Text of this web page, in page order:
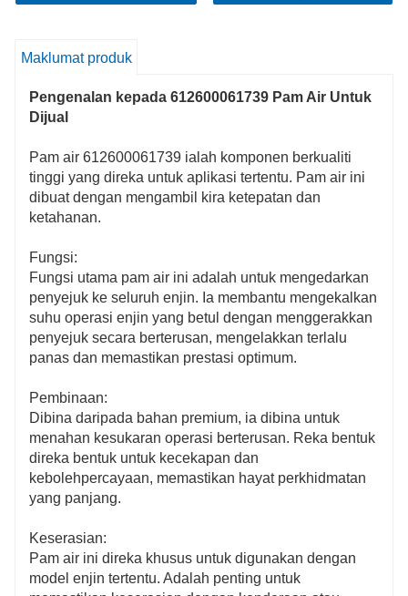
Maklumat produk
Pengenalan kepada 612600061739 Pam Air Untuk
Dijual
Pam air 612600061739 ialah komponen berkualiti
tinggi yang direka untuk aplikasi tertentu. Pam air ini
dibuat dengan mengambil kira ketepatan dan
ketahanan.
Fungsi:
Fungsi utama pam air ini adalah untuk mengedarkan
penyejuk ke seluruh enjin. Ia membantu mengekalkan
suhu operasi enjin yang betul dengan menggerakkan
penyejuk secara berterusan, mengelakkan terlalu
panas dan memastikan prestasi optimum.
Pembinaan:
Dibina daripada bahan premium, ia dibina untuk
menahan kesukaran operasi berterusan. Reka bentuk
direka bentuk untuk kecekapan dan
kebolehpercayaan, memastikan hayat perkhidmatan
yang panjang.
Keserasian:
Pam air ini direka khusus untuk digunakan dengan
model enjin tertentu. Adalah penting untuk